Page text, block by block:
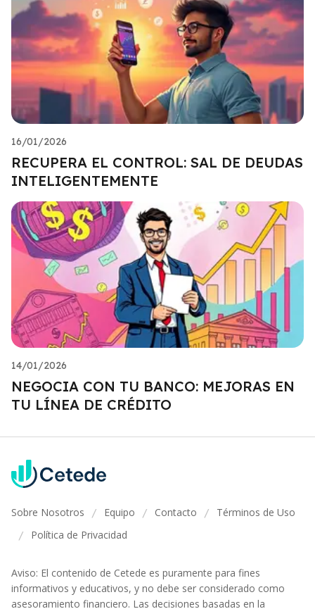
16/01/2026
RECUPERA EL CONTROL: SAL DE DEUDAS
INTELIGENTEMENTE
14/01/2026
NEGOCIA CON TU BANCO: MEJORAS EN
TU LÍNEA DE CRÉDITO
Sobre Nosotros / Equipo / Contacto / Términos de Uso
/ Política de Privacidad
Aviso: El contenido de Cetede es puramente para fines
informativos y educativos, y no debe ser considerado como
asesoramiento financiero. Las decisiones basadas en la